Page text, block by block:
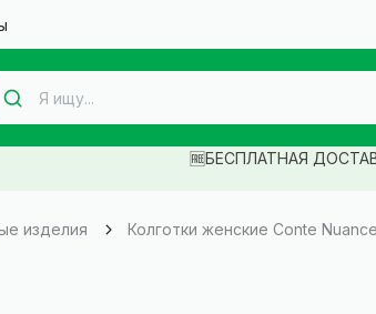
🆓БЕСПЛАТНАЯ
изделия Колготки женские Conte